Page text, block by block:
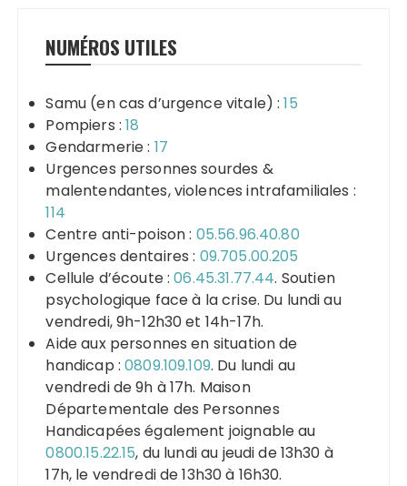
NUMÉROS UTILES
Samu (en cas d’urgence vitale) :15
Pompiers :18
Gendarmerie : 17
Urgences personnes sourdes &
malentendantes, violences intrafamiliales :
114
Centre anti-poison : 05.56.96.40.80
Urgences dentaires : 09.705.00.205
Cellule d’écoute :06.45.31.77.44. Soutien
psychologique face à la crise. Du lundi au
vendredi, 9h-12h30 et 14h-17h.
Aide aux personnes en situation de
handicap :0809.109.109. Du lundi au
vendredi de 9h à 17h. Maison
Départementale des Personnes
Handicapées également joignable au
0800.15.22.15, du lundi au jeudi de 13h30 à
17h, le vendredi de 13h30 à 16h30.